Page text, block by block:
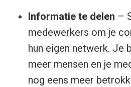
Informatie te delen –
medewerkers om je
hun eigen netwerk. Je
meer mensen en je
nog eens meer